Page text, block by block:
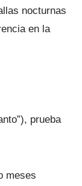
nocturnas
en la
prueba
meses